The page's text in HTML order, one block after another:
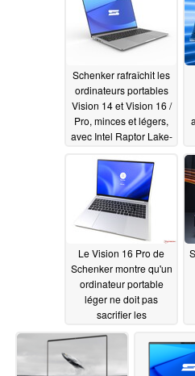
Schenker rafraîchit les
ordinateurs portables
Vision 14 et Vision 16 /
Pro, minces et légers,
avec Intel Raptor Lake-
4070
05/23/2023
Le Vision 16 Pro de
Schenker montre qu'un
ordinateur portable
léger ne doit pas
sacrifier les
performances, les ports
ou les options de
maintenance
11/29/2022